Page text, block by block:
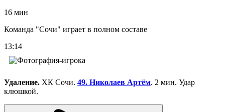
16 мин
Команда "Сочи" играет в полном составе
13:14
Удаление. ХК Сочи. 49. Николаев Артём. 2 мин. Удар
клюшкой.